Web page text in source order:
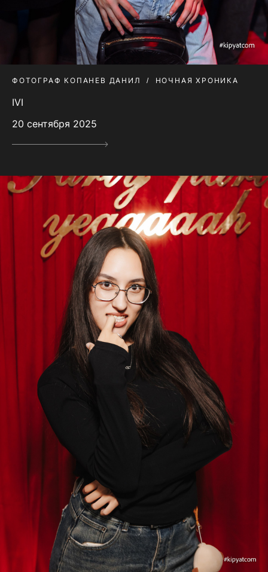
ФОТОГРАФ КОПАНЕВ ДАНИЛ НОЧНАЯ ХРОНИКА
IVI
20 сентября 2025